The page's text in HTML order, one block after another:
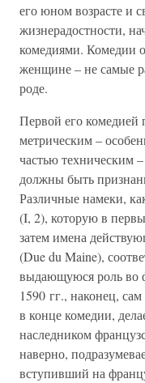
его юном возрасте и
жизнерадостности,
комедиями. Комедии
женщине – не самые
роде.
Первой его
метрическим –
частью техническим
должны быть
Различные намеки,
(I, 2), которую в
затем имена
(Due du Maine),
выдающуюся роль во
1590 гг., наконец,
в конце комедии,
наследником
наверно,
вступивший на